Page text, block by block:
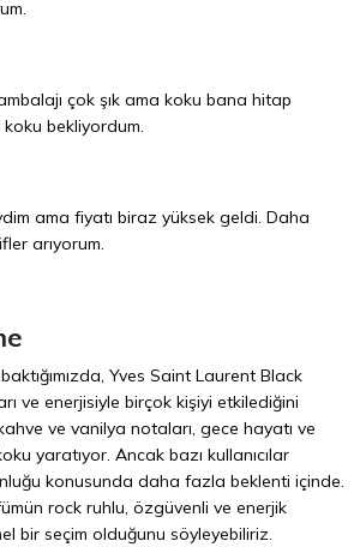
çok şık ama koku bana hitap
bekliyordum.
ama fiyatı biraz yüksek geldi. Daha
arıyorum.
Yves Saint Laurent Black
ve enerjisiyle birçok kişiyi etkilediğini
ve vanilya notaları, gece hayatı ve
yaratıyor. Ancak bazı kullanıcılar
konusunda daha fazla beklenti içinde.
rock ruhlu, özgüvenli ve enerjik
bir seçim olduğunu söyleyebiliriz.